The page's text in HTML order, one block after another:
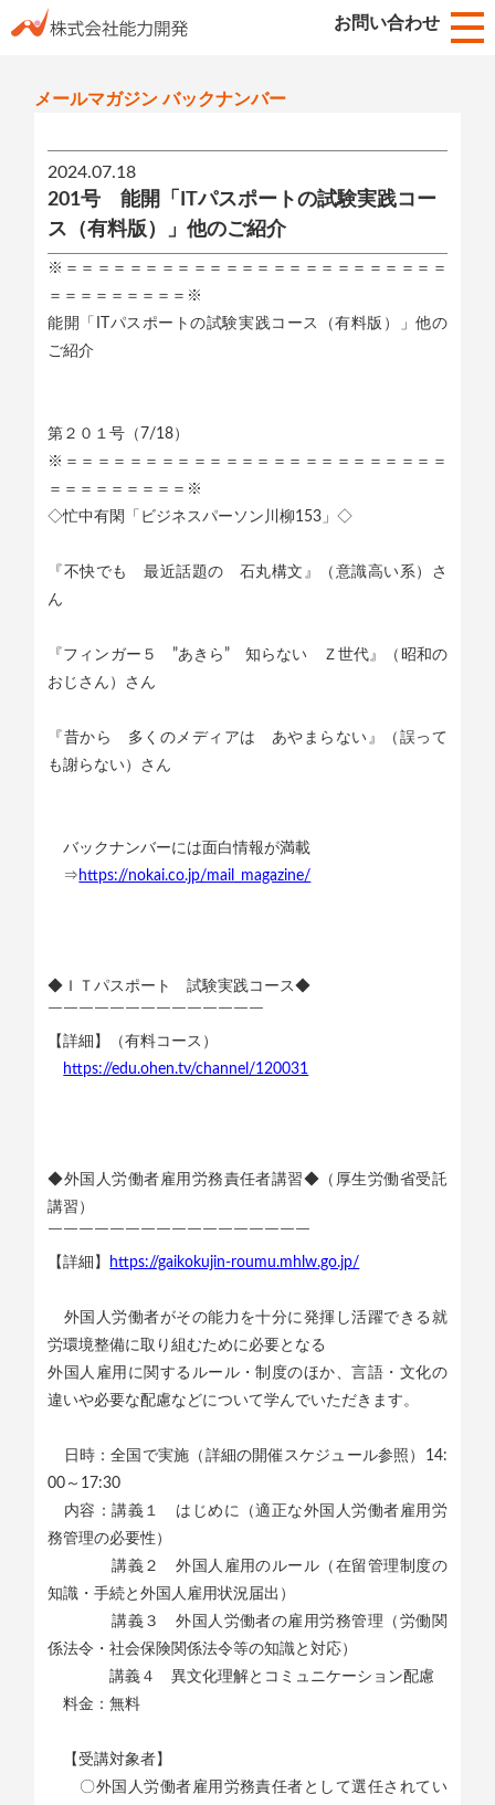
お問い合わせ
お知らせ
HOME
メールマガジン バックナンバー
2024.07.18
201号 能開「ITパスポートの試験実践コー
ス（有料版）」他のご紹介
※＝＝＝＝＝＝＝＝＝＝＝＝＝＝＝＝＝＝＝＝＝＝＝＝
＝＝＝＝＝＝＝＝＝※
能開「ITパスポートの試験実践コース（有料版）」他の
ご紹介
第２０１号（7/18）
※＝＝＝＝＝＝＝＝＝＝＝＝＝＝＝＝＝＝＝＝＝＝＝＝
＝＝＝＝＝＝＝＝＝※
◇忙中有閑「ビジネスパーソン川柳153」◇
『不快でも 最近話題の 石丸構文』（意識高い系）さ
ん
『フィンガー５ ”あきら” 知らない Ｚ世代』（昭和の
おじさん）さん
『昔から 多くのメディアは あやまらない』（誤って
も謝らない）さん
バックナンバーには面白情報が満載
⇒ https://nokai.co.jp/mail_magazine/
◆ＩＴパスポート 試験実践コース◆
￣￣￣￣￣￣￣￣￣￣￣￣￣￣
【詳細】（有料コース）
https://edu.ohen.tv/channel/120031
◆外国人労働者雇用労務責任者講習◆（厚生労働省受託
講習）
￣￣￣￣￣￣￣￣￣￣￣￣￣￣￣￣￣
【詳細】
https://gaikokujin-roumu.mhlw.go.jp/
外国人労働者がその能力を十分に発揮し活躍できる就
労環境整備に取り組むために必要となる
外国人雇用に関するルール・制度のほか、言語・文化の
違いや必要な配慮などについて学んでいただきます。
日時：全国で実施（詳細の開催スケジュール参照）14:
00～17:30
内容：講義１ はじめに（適正な外国人労働者雇用労
務管理の必要性）
講義２ 外国人雇用のルール（在留管理制度の
知識・手続と外国人雇用状況届出）
講義３ 外国人労働者の雇用労務管理（労働関
係法令・社会保険関係法令等の知識と対応）
講義４ 異文化理解とコミュニケーション配慮
料金：無料
【受講対象者】
〇外国人労働者雇用労務責任者として選任されてい